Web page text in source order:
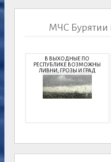
МЧС Бурятии
В ВЫХОДНЫЕ ПО
РЕСПУБЛИКЕ ВОЗМОЖНЫ
ЛИВНИ, ГРОЗЫ И ГРАД